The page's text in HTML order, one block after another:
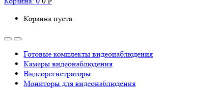
Корзина пуста.
Готовые комплекты видеонаблюдения
Камеры видеонаблюдения
Видеорегистраторы
Мониторы для видеонаблюдения